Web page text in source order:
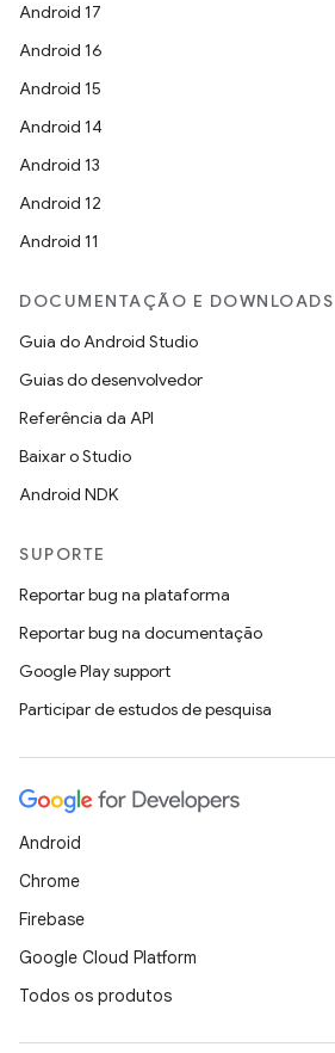
Android 17
Android 16
Android 15
Android 14
Android 13
Android 12
Android 11
DOCUMENTAÇÃO E DOWNLOADS
Guia do Android Studio
Guias do desenvolvedor
Referência da API
Baixar o Studio
Android NDK
SUPORTE
Reportar bug na plataforma
Reportar bug na documentação
Google Play support
Participar de estudos de pesquisa
Android
Chrome
Firebase
Google Cloud Platform
Todos os produtos